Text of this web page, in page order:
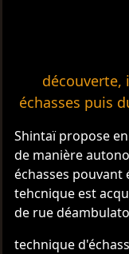
découverte,
échasses puis
Shintaï propose
de manière
échasses
tehcnique est
de rue
technique